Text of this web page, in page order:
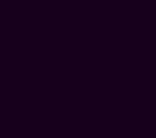
macht täglich Fortschritte.
noch unmöglich schien, ist
eine Revolution. Als moderne
höchsten Qualitätsansprüchen
Puls der Zeit und ermöglichen
und innovativsten
der Welt. Von der
bis zum vollständigen